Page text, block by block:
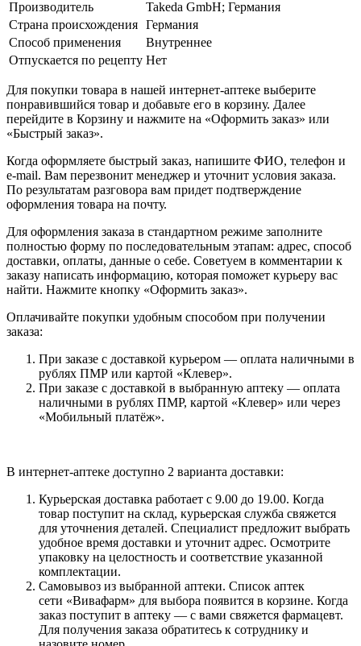
Производитель
Takeda GmbH; Германия
Страна происхождения Германия
Способ применения
Внутреннее
Отпускается по рецепту Нет
Для покупки товара в нашей интернет-аптеке выберите
понравившийся товар и добавьте его в корзину. Далее
перейдите в Корзину и нажмите на «Оформить заказ» или
«Быстрый заказ».
Когда оформляете быстрый заказ, напишите ФИО, телефон и
e-mail. Вам перезвонит менеджер и уточнит условия заказа.
По результатам разговора вам придет подтверждение
оформления товара на почту.
Для оформления заказа в стандартном режиме заполните
полностью форму по последовательным этапам: адрес, способ
доставки, оплаты, данные о себе. Советуем в комментарии к
заказу написать информацию, которая поможет курьеру вас
найти. Нажмите кнопку «Оформить заказ».
Оплачивайте покупки удобным способом при получении
заказа:
При заказе с доставкой курьером — оплата наличными в
рублях ПМР или картой «Клевер».
При заказе с доставкой в выбранную аптеку — оплата
наличными в рублях ПМР, картой «Клевер» или через
«Мобильный платёж».
В интернет-аптеке доступно 2 варианта доставки:
Курьерская доставка работает с 9.00 до 19.00. Когда
товар поступит на склад, курьерская служба свяжется
для уточнения деталей. Специалист предложит выбрать
удобное время доставки и уточнит адрес. Осмотрите
упаковку на целостность и соответствие указанной
комплектации.
Самовывоз из выбранной аптеки. Список аптек
сети «Вивафарм» для выбора появится в корзине. Когда
заказ поступит в аптеку — с вами свяжется фармацевт.
Для получения заказа обратитесь к сотруднику и